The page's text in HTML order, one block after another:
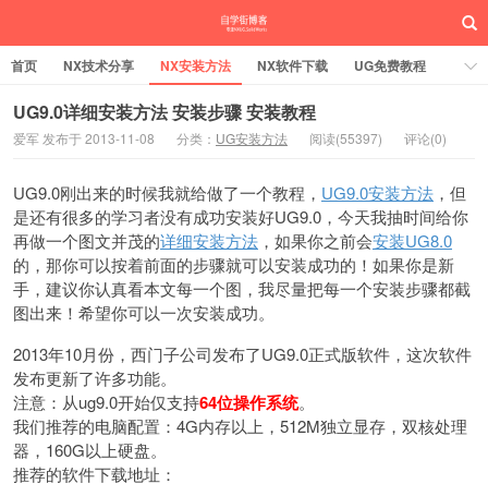
首页 NX技术分享 NX安装方法 NX软件下载
UG免费教程
UG编程加工
SW安装方法 SW技术分享
SW实战营
UG实战营
UG9.0详细安装方法 安装步骤 安装教程
爱军 发布于 2013-11-08 分类： UG安装方法 阅读(55397) 评论(0)
UG9.0刚出来的时候我就给做了一个教程， UG9.0安装方法 ，但
是还有很多的学习者没有成功安装好UG9.0，今天我抽时间给你
再做一个图文并茂的详细安装方法 ，如果你之前会安装UG8.0
的，那你可以按着前面的步骤就可以安装成功的！如果你是新
手，建议你认真看本文每一个图，我尽量把每一个安装步骤都截
图出来！希望你可以一次安装成功。
2013年10月份，西门子公司发布了UG9.0正式版软件，这次软件
发布更新了许多功能。
注意：从ug9.0开始仅支持64位操作系统。
我们推荐的电脑配置：4G内存以上，512M独立显存，双核处理
器，160G以上硬盘。
推荐的软件下载地址：